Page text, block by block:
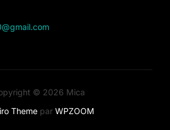
© 2026 Mica
Theme par WPZOOM